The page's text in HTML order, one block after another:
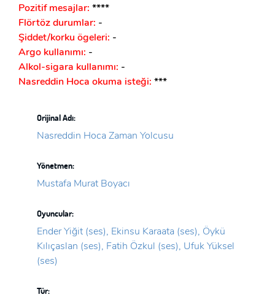
Pozitif mesajlar: ****
Flörtöz durumlar: -
Şiddet/korku ögeleri: -
Argo kullanımı: -
Alkol-sigara kullanımı: -
Nasreddin Hoca okuma isteği: ***
Orijinal Adı:
Nasreddin Hoca Zaman Yolcusu
Yönetmen:
Mustafa Murat Boyacı
Oyuncular:
Ender Yiğit (ses), Ekinsu Karaata (ses), Öykü
Kılıçaslan (ses), Fatih Özkul (ses), Ufuk Yüksel
(ses)
Tür: